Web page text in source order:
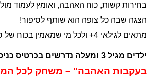
בחירות קשות, כוח האהבה, ואומץ לעמוד
הצגה שבה כל צופה הוא שותף לסיפור!
מתאים לגילאי 4+ ולכל מי שמאמין בכוח של סיפור טוב
ילדים מגיל 3 ומעלה נדרשים בכרטיס כניסה להצגה
בעקבות האהבה" – משחק לכל